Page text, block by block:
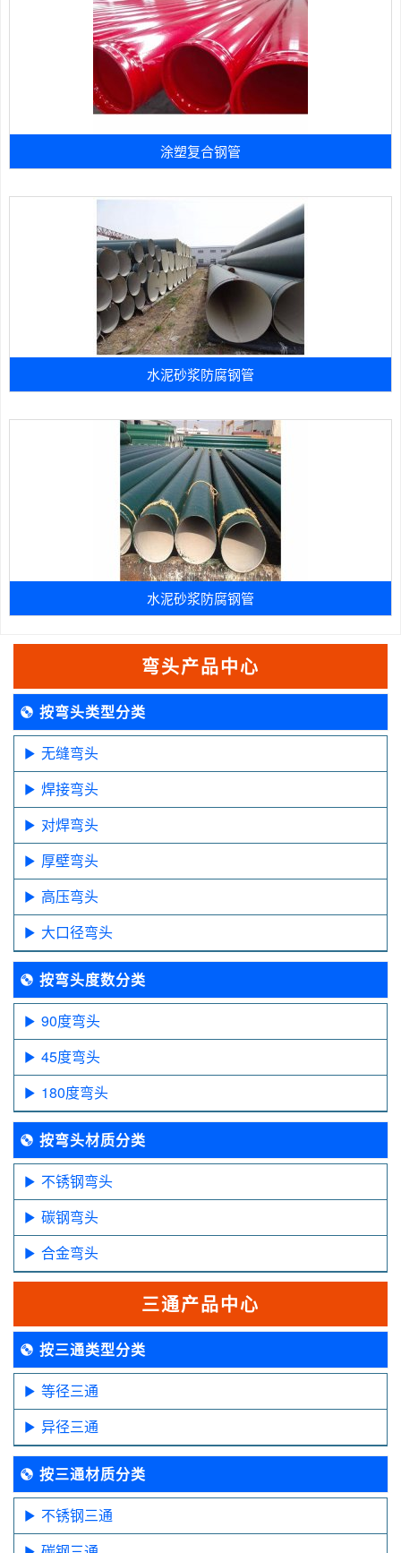
涂塑复合钢管
水泥砂浆防腐钢管
水泥砂浆防腐钢管
弯头产品中心
按弯头类型分类
无缝弯头
焊接弯头
对焊弯头
厚壁弯头
高压弯头
大口径弯头
按弯头度数分类
90度弯头
45度弯头
180度弯头
按弯头材质分类
不锈钢弯头
碳钢弯头
合金弯头
三通产品中心
按三通类型分类
等径三通
异径三通
按三通材质分类
不锈钢三通